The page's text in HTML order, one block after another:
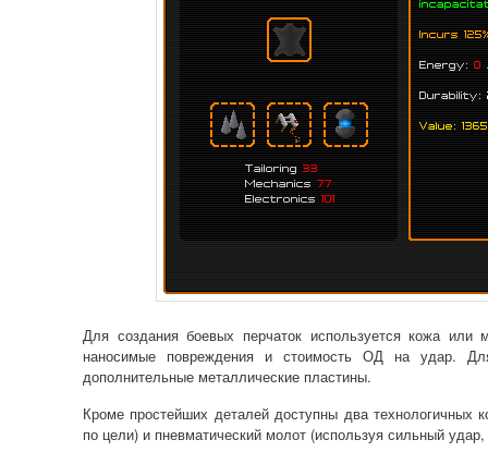
Для создания боевых перчаток используется кожа или
наносимые повреждения и стоимость ОД на удар.
дополнительные металлические пластины.
Кроме простейших деталей доступны два технологичных
по цели) и пневматический молот (используя сильный